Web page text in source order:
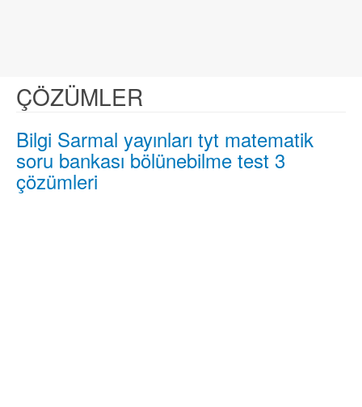
ÇÖZÜMLER
Bilgi Sarmal yayınları tyt matematik
soru bankası bölünebilme test 3
çözümleri